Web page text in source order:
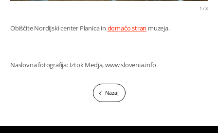
1 /8
Obiščite Nordijski center Planica in domačo stran muzeja.
Naslovna fotografija: Iztok Medja, www.slovenia.info
Nazaj